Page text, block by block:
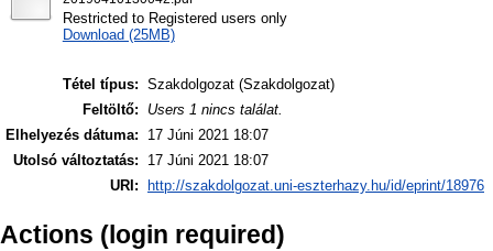
Restricted to Registered users only
Download (25MB)
Tétel típus: Szakdolgozat (Szakdolgozat)
Feltöltő:
Users 1 nincs találat.
Elhelyezés dátuma:
17 Júni 2021 18:07
Utolsó változtatás:
17 Júni 2021 18:07
URI:
http://szakdolgozat.uni-eszterhazy.hu/id/eprint/18976
Actions (login required)